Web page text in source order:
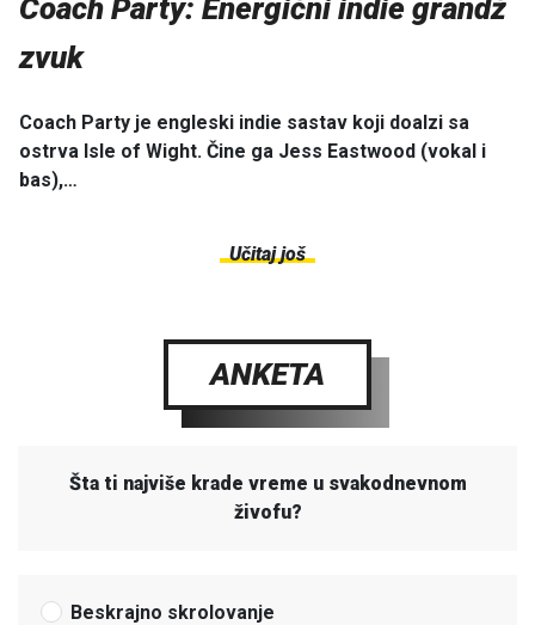
Coach Party: Energični indie grandž
zvuk
Coach Party je engleski indie sastav koji doalzi sa
ostrva Isle of Wight. Čine ga Jess Eastwood (vokal i
bas),…
Učitaj još
ANKETA
Šta ti najviše krade vreme u svakodnevnom
živofu?
Beskrajno skrolovanje